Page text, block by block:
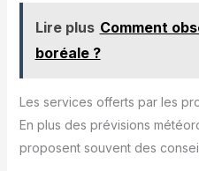
Lire plus Comment
boréale ?
Les services offerts par les
En plus des prévisions
proposent souvent des